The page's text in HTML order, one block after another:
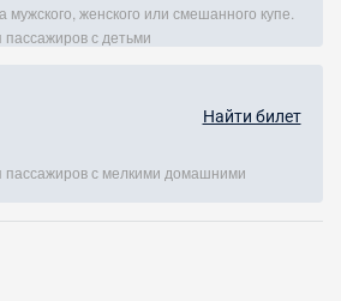
женского или смешанного купе.
пассажиров с детьми
Найти билет
пассажиров с мелкими домашними